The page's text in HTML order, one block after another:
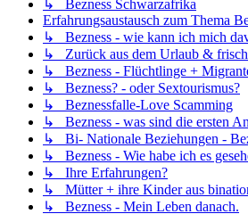
↳ Bezness Schwarzafrika
Erfahrungsaustausch zum Thema
↳ Bezness - wie kann ich mich
↳ Zurück aus dem Urlaub &
↳ Bezness - Flüchtlinge +
↳ Bezness? - oder Sextourismus?
↳ Beznessfalle-Love Scamming
↳ Bezness - was sind die ersten
↳ Bi- Nationale Beziehungen -
↳ Bezness - Wie habe ich es
↳ Ihre Erfahrungen?
↳ Mütter + ihre Kinder aus
↳ Bezness - Mein Leben danach.